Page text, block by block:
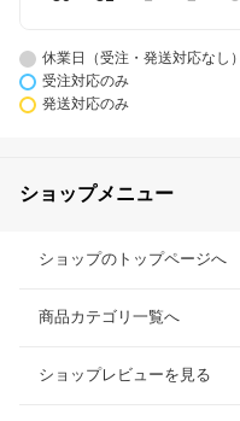
休業日（受注・発送対応なし）
受注対応のみ
発送対応のみ
ショップメニュー
ショップのトップページへ
商品カテゴリ一覧へ
ショップレビューを見る